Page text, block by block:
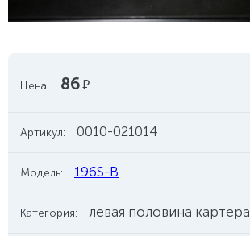
Цена: 86руб.
Артикул: 0010-021014
Модель: 196S-B
Категория: левая половина картера